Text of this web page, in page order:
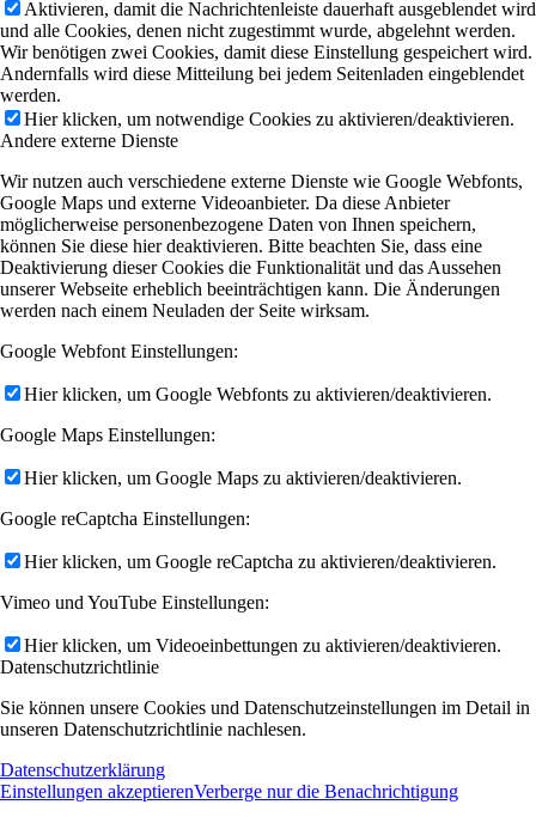
Aktivieren, damit die Nachrichtenleiste dauerhaft ausgeblendet wird
und alle Cookies, denen nicht zugestimmt wurde, abgelehnt werden.
Wir benötigen zwei Cookies, damit diese Einstellung gespeichert wird.
Andernfalls wird diese Mitteilung bei jedem Seitenladen eingeblendet
werden.
Hier klicken, um notwendige Cookies zu aktivieren/deaktivieren.
Andere externe Dienste
Wir nutzen auch verschiedene externe Dienste wie Google Webfonts,
Google Maps und externe Videoanbieter. Da diese Anbieter
möglicherweise personenbezogene Daten von Ihnen speichern,
können Sie diese hier deaktivieren. Bitte beachten Sie, dass eine
Deaktivierung dieser Cookies die Funktionalität und das Aussehen
unserer Webseite erheblich beeinträchtigen kann. Die Änderungen
werden nach einem Neuladen der Seite wirksam.
Google Webfont Einstellungen:
Hier klicken, um Google Webfonts zu aktivieren/deaktivieren.
Google Maps Einstellungen:
Hier klicken, um Google Maps zu aktivieren/deaktivieren.
Google reCaptcha Einstellungen:
Hier klicken, um Google reCaptcha zu aktivieren/deaktivieren.
Vimeo und YouTube Einstellungen:
Hier klicken, um Videoeinbettungen zu aktivieren/deaktivieren.
Datenschutzrichtlinie
Sie können unsere Cookies und Datenschutzeinstellungen im Detail in
unseren Datenschutzrichtlinie nachlesen.
Datenschutzerklärung
Einstellungen akzeptierenVerberge nur die Benachrichtigung